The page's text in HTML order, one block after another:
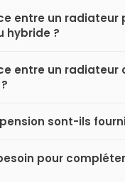
entre un
hybride ?
entre un radiateur
sont-ils
pour